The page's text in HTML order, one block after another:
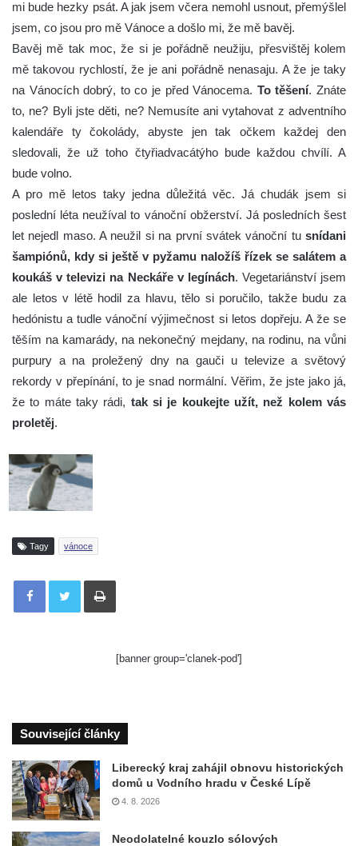
mi bude hezky psát. A jak jsem včera nemohl usnout, přemýšlel
jsem, co jsou pro mě Vánoce a došlo mi, že mě bavěj.
Bavěj mě tak moc, že si je pořádně neužiju, přesvištěj kolem
mě takovou rychlostí, že je ani pořádně nenasaju. A že je taky
na Vánocích dobrý, to co je před Vánocema. To těšení. Znáte
to, ne? Byli jste děti, ne? Nemusíte ani vytahovat z adventního
kalendáře ty čokolády, abyste jen tak očkem každej den
sledovali, že už toho čtyřiadvacátýho bude každou chvílí. A
bude volno.
A pro mě letos taky jedna důležitá věc. Já chudák jsem si
poslední léta neužíval to vánoční obžerství. Já posledních šest
let nejedl maso. A neužil si na první svátek vánoční tu snídani
šampiónů, kdy si ještě v pyžamu naložíš řízek se salátem a
koukáš v televizi na Neckáře v legínách. Vegetariánství jsem
ale letos v létě hodil za hlavu, tělo si poručilo, takže budu za
hedónistu a tudle vánoční výjimečnost si letos dopřeju. A že se
těším na kamarády, na nekonečný mejdany, na rodinu, na vůni
purpury a na proležený dny na gauči u televize a světový
rekordy v přepínání, to je snad normální. Věřim, že jste jako já,
že to máte taky rádi, tak si je koukejte užít, než kolem vás
proletěj.
Tagy vánoce
Tisknout
[banner group='clanek-pod']
Související články
Liberecký kraj zahájil obnovu historických
domů u Vodního hradu v České Lípě
4. 8. 2026
Neodolatelné kouzlo sólových